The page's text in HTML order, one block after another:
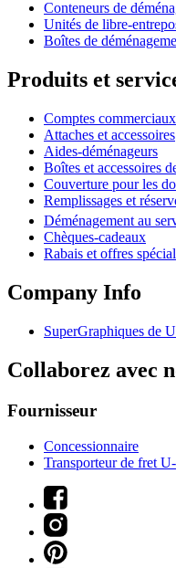
Conteneurs de
Unités de libre-
Boîtes de
Produits et
Comptes commerciaux
Attaches et accessoires
Aides-déménageurs
Boîtes et accessoires
Couverture pour les
Remplissages et
Déménagement au
Chèques-cadeaux
Rabais et offres
Company Info
SuperGraphiques de
Collaborez avec
Fournisseur
Concessionnaire
Transporteur de fret